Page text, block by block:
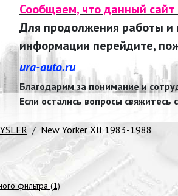
Сообщаем, что данный
Для продолжения работы и
информации перейдите,
ura-auto.ru
Благодарим за понимание и
Если остались вопросы свяжитесь
/ New Yorker XII 1983-1988
фильтра (1)